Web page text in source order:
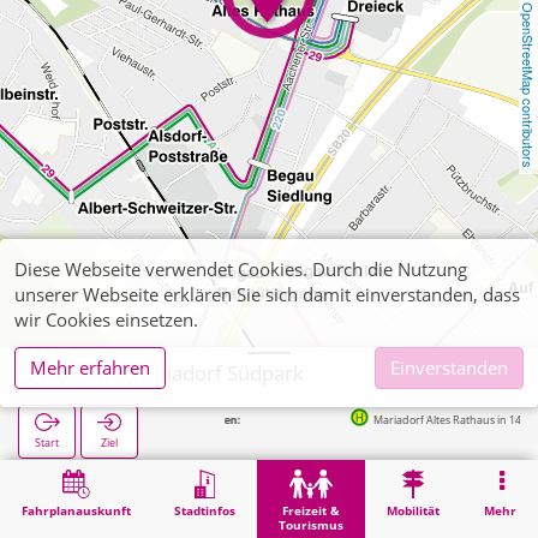
OpenStreetMap contributors
Fahrplanauskunft Stadtinfos
Freizeit &
Tourismus
Mobilität Mehr
Alsdorf, Mariadorf Südpark
Start Ziel
Nächste Haltestellen: Mariadorf Altes Rathaus in 146m
Freizeit & Tourismus Naherholung Alsdorf, Mariadorf Südpark
Diese Webseite verwendet Cookies. Durch die Nutzung
unserer Webseite erklären Sie sich damit einverstanden, dass
wir Cookies einsetzen.
Mehr erfahren
Einverstanden